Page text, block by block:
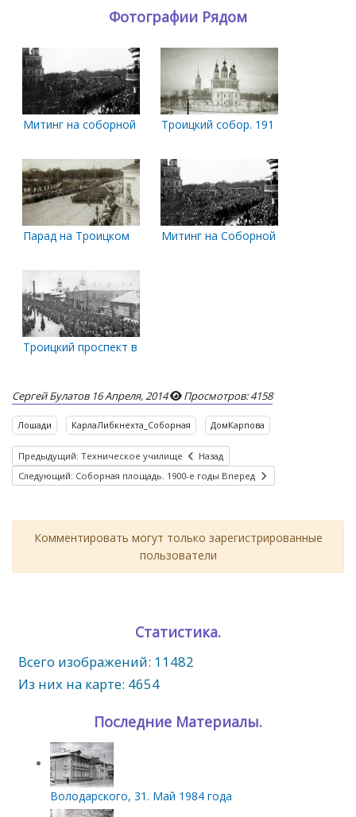
Фотографии Рядом
Митинг на соборной площади.Троицкий собор. 1918-1919 гг.
Парад на Троицком Митинг на Соборной площади.
Троицкий проспект в районе Соборной улицы
Сергей Булатов 16 Апреля, 2014 Просмотров: 4158
Лошади КарлаЛибкнехта_Соборная ДомКарпова
Предыдущий: Техническое училище
Назад
Следующий: Соборная площадь. 1900-е годы Вперед
Комментировать могут только зарегистрированные
пользователи
Статистика.
Всего изображений: 11482
Из них на карте: 4654
Последние Материалы.
Володарского, 31. Май 1984 года